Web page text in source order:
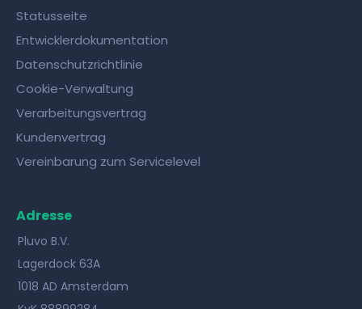
Statusseite
Entwicklerdokumentation
Datenschutzrichtlinie
Cookie-Verwaltung
Verarbeitungsvertrag
Kundenvertrag
Vereinbarung zum Servicelevel
Adresse
Pluvo B.V.
Lagerdock 63A
1018 AD Amsterdam